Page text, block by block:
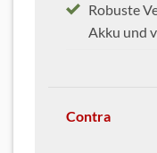
Robuste
Akku und
Contra